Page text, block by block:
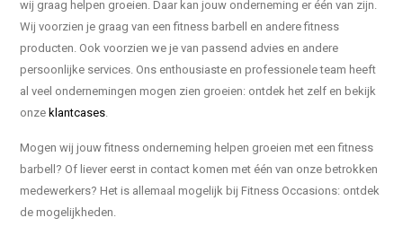
wij graag helpen groeien. Daar kan jouw onderneming er één van zijn.
Wij voorzien je graag van een fitness barbell en andere fitness
producten. Ook voorzien we je van passend advies en andere
persoonlijke services. Ons enthousiaste en professionele team heeft
al veel ondernemingen mogen zien groeien: ontdek het zelf en bekijk
onze klantcases.
Mogen wij jouw fitness onderneming helpen groeien met een fitness
barbell? Of liever eerst in contact komen met één van onze betrokken
medewerkers? Het is allemaal mogelijk bij Fitness Occasions: ontdek
de mogelijkheden.